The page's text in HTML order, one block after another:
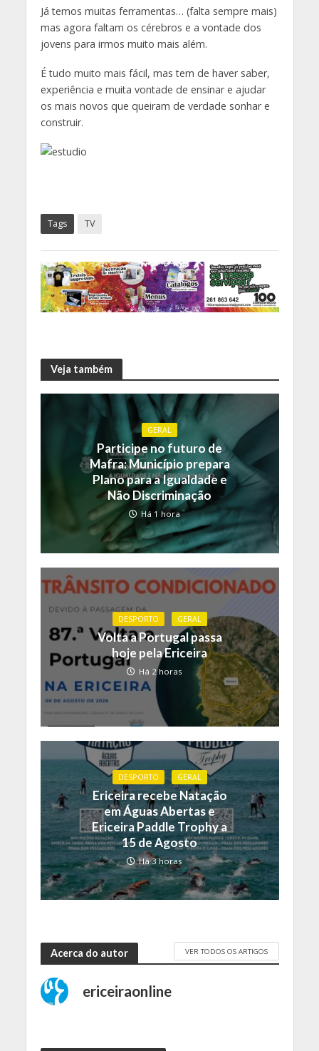
Já temos muitas ferramentas… (falta sempre mais)
mas agora faltam os cérebros e a vontade dos
jovens para irmos muito mais além.
É tudo muito mais fácil, mas tem de haver saber,
experiência e muita vontade de ensinar e ajudar
os mais novos que queiram de verdade sonhar e
construir.
Tags TV
Veja também
GERAL
Participe no futuro de
Mafra: Município prepara
Plano para a Igualdade e
Não Discriminação
Há 1 hora
DESPORTO GERAL
Volta a Portugal passa
hoje pela Ericeira
Há 2 horas
DESPORTO GERAL
Ericeira recebe Natação
em Águas Abertas e
Ericeira Paddle Trophy a
15 de Agosto
Há 3 horas
Acerca do autor VER TODOS OS ARTIGOS
ericeiraonline